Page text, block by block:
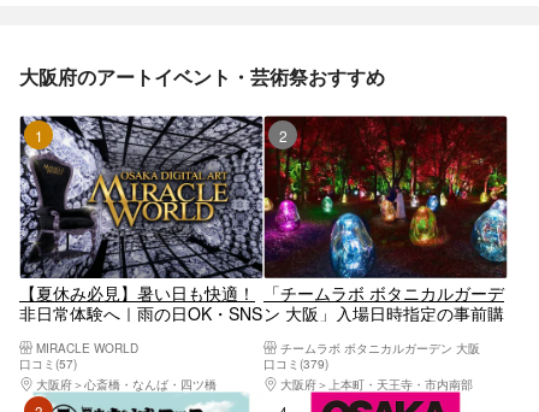
大阪府のアートイベント・芸術祭おすすめ
1位
【夏休み必見】暑い日も快適！
非日常体験へ｜雨の日OK・SNS
MIRACLE WORLD
口コミ(57)
大阪府
心斎橋・なんば・四ツ橋
2位
「チームラボ ボタニカルガーデ
ン 大阪」入場日時指定の事前購
チームラボ ボタニカルガーデン 大阪
口コミ(379)
大阪府
上本町・天王寺・市内南部